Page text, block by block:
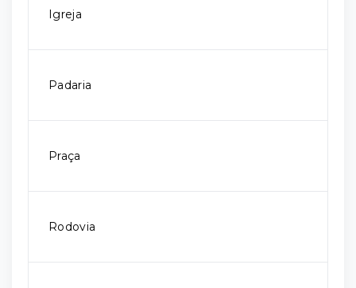
Igreja
Padaria
Praça
Rodovia